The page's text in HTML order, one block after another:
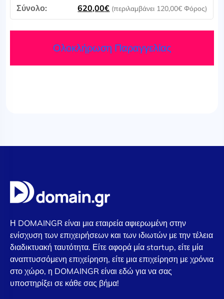
620,00€ (περιλαμβάνει 120,00€ Φόρος)
Ολοκλήρωση Παραγγελίας
Η DOMAINGR είναι μια εταιρεία αφιερωμένη στην
ενίσχυση των επιχειρήσεων και των ιδιωτών με την τέλεια
διαδικτυακή ταυτότητα. Είτε αφορά μία startup, είτε μία
αναπτυσσόμενη επιχείρηση, είτε μια επιχείρηση με χρόνια
στο χώρο, η DOMAINGR είναι εδώ για να σας
υποστηρίξει σε κάθε σας βήμα!